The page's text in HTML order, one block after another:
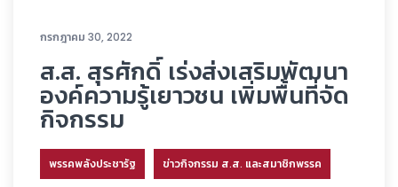
กรกฎาคม 30, 2022
ส.ส. สุรศักดิ์ เร่งส่งเสริมพัฒนา
องค์ความรู้เยาวชน เพิ่มพื้นที่จัด
กิจกรรม
พรรคพลังประชารัฐ ข่าวกิจกรรม ส.ส. และสมาชิกพรรค